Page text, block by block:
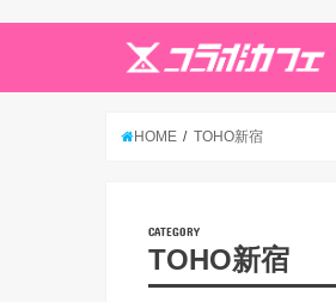
HOME TOHO新宿
CATEGORY
TOHO新宿